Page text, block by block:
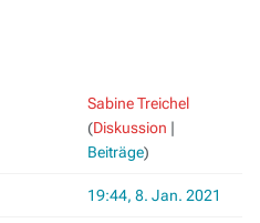
Sabine Treichel
(Diskussion |
Beiträge)
19:44, 8. Jan. 2021